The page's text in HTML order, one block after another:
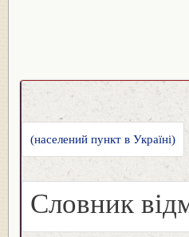
(населений пункт в Україні)
Словник